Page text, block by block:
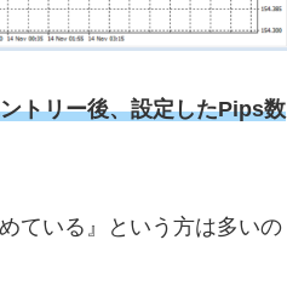
トリー後、設定したPips数
ている』という方は多いの